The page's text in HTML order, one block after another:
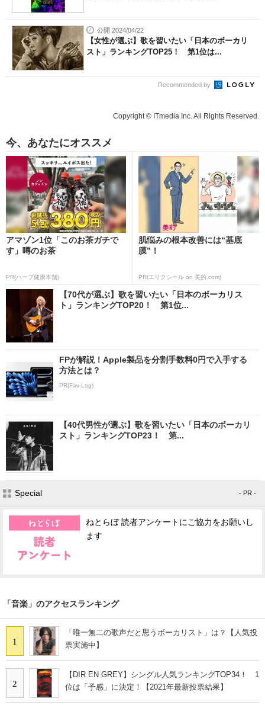
公開 2024/04/22
【女性が選ぶ】歌を習いたい「日本のボーカリ
スト」ランキングTOP25！ 第1位は...
Recommended by
Copyright © ITmedia Inc. All Rights Reserved.
今、あなたにオススメ
アマゾン1位「このお茶ガチで
す」噂のお茶
PR(ハーブ健康本舗)
肌悩みの根本改善には“基底
膜”！
PR(エリクシール on 美的.com)
【70代が選ぶ】歌を習いたい「日本のボーカリス
ト」ランキングTOP20！ 第1位...
FPが解説！Apple製品を分割手数料0円で入手する
方法とは？
PR(Fav-Log)
【40代男性が選ぶ】歌を習いたい「日本のボーカリ
スト」ランキングTOP23！ 第...
Special - PR -
ねとらぼ 読者アンケートにご協力をお願いし
ます
「音楽」のアクセスランキング
1
「唯一無二の歌声だと思うボーカリスト」は？【人気投
票実施中】
2
【DIR EN GREY】シングル人気ランキングTOP34！ 1
位は「予感」に決定！【2021年最新投票結果】